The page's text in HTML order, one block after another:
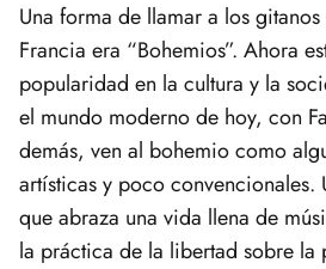
Una forma de llamar a los
Francia era “Bohemios”. Ahora
popularidad en la cultura y la
el mundo moderno de hoy, con
demás, ven al bohemio como
artísticas y poco convencionales.
que abraza una vida llena de
la práctica de la libertad sobre la